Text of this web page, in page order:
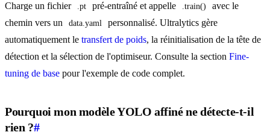
Charge un fichier .pt pré-entraîné et appelle .train()
avec le
chemin vers un
data.yaml
personnalisé. Ultralytics gère
automatiquement le transfert de poids, la réinitialisation de la tête de
détection et la sélection de l'optimiseur. Consulte la section Fine-
tuning de base pour l'exemple de code complet.
Pourquoi mon modèle YOLO affiné ne détecte-t-il
rien ?#